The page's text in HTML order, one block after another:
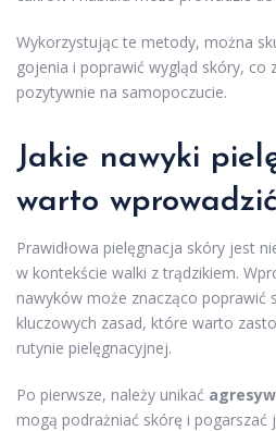
Wykorzystując te metody, można
gojenia i poprawić wygląd skóry, co
pozytywnie na samopoczucie.
Jakie nawyki
warto
Prawidłowa pielęgnacja skóry jest
w kontekście walki z trądzikiem.
nawyków może znacząco poprawić
kluczowych zasad, które warto
rutynie pielęgnacyjnej.
Po pierwsze, należy unikać
mogą podrażniać skórę i pogarszać